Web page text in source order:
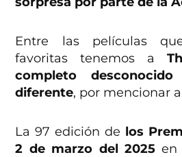
Entre las películas
favoritas tenemos a
completo
diferente, por mencionar
La 97 edición de los
2 de marzo del 2025en